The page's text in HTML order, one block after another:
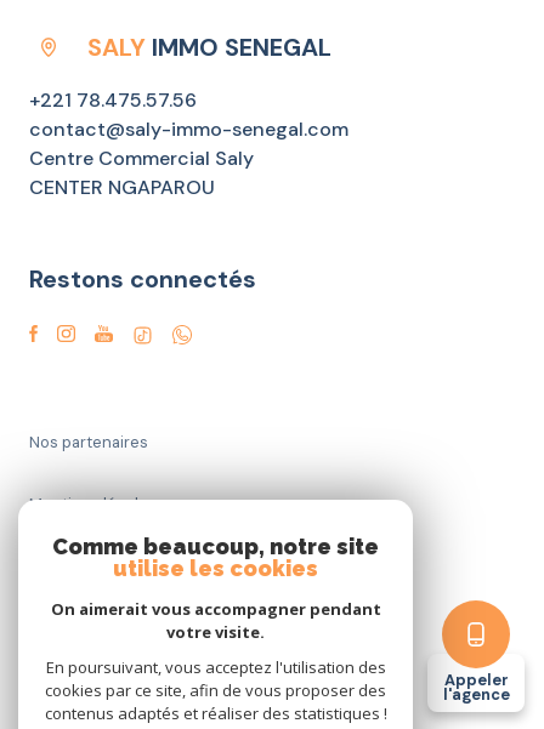
Appeler
l'agence
SALY IMMO SENEGAL
+221 78.475.57.56
contact@saly-immo-senegal.com
Centre Commercial Saly
CENTER NGAPAROU
Restons connectés
Nos partenaires
Mentions légales
Cookies
Comme beaucoup, notre site
utilise les cookies
On aimerait vous accompagner pendant
votre visite.
En poursuivant, vous acceptez l'utilisation des
cookies par ce site, afin de vous proposer des
contenus adaptés et réaliser des statistiques !